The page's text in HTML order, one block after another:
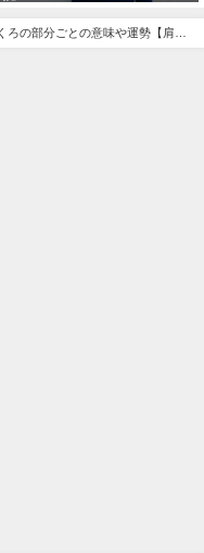
ろの部分ごとの意味や運勢【肩や
ある人は前世が魔女って本